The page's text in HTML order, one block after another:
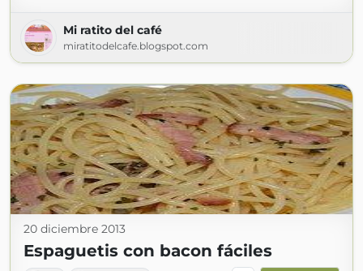
Mi ratito del café
miratitodelcafe.blogspot.com
20 diciembre 2013
Espaguetis con bacon fáciles